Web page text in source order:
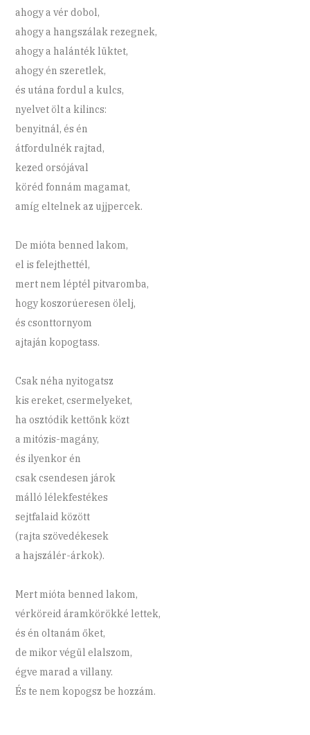
ahogy a vér dobol,
ahogy a hangszálak rezegnek,
ahogy a halánték lüktet,
ahogy én szeretlek,
és utána fordul a kulcs,
nyelvet ölt a kilincs:
benyitnál, és én
átfordulnék rajtad,
kezed orsójával
köréd fonnám magamat,
amíg eltelnek az ujjpercek.
De mióta benned lakom,
el is felejthettél,
mert nem léptél pitvaromba,
hogy koszorúeresen ölelj,
és csonttornyom
ajtaján kopogtass.
Csak néha nyitogatsz
kis ereket, csermelyeket,
ha osztódik kettőnk közt
a mitózis-magány,
és ilyenkor én
csak csendesen járok
málló lélekfestékes
sejtfalaid között
(rajta szövedékesek
a hajszálér-árkok).
Mert mióta benned lakom,
vérköreid áramkörökké lettek,
és én oltanám őket,
de mikor végül elalszom,
égve marad a villany.
És te nem kopogsz be hozzám.